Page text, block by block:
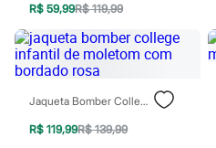
Sawary
Yessica
Moda esportiva
Acessórios
Blusas
Calçados
Leggings
Shorts e Bermudas
R$ 59,99R$ 119,99
Jaqueta Bomber College Infantil De Moletom Com Bordado Rosa
R$ 119,99R$ 139,99